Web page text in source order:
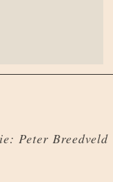
Peter Breedveld